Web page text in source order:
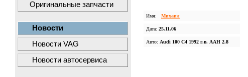
Оригинальные запчасти
Новости
Новости VAG
Новости автосервиса
Имя: Михаил
Дата: 25.11.06
Авто: Audi 100 C4 1992 г.в. AAH 2.8